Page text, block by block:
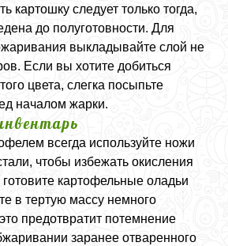
картошку следует только тогда,
до полуготовности. Для
выкладывайте слой не
Если вы хотите добиться
цвета, слегка посыпьте
началом жарки.
всегда используйте ножи
чтобы избежать окисления
картофельные оладьи
в тертую массу немного
предотвратит потемнение
заранее отваренного